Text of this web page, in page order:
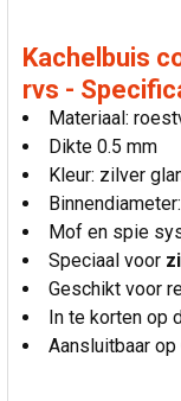
Kachelbuis
rvs -
Materiaal:
Dikte 0.5 mm
Kleur: zilver
Mof en spie
Speciaal voor
Geschikt voor
In te korten op
Aansluitbaar